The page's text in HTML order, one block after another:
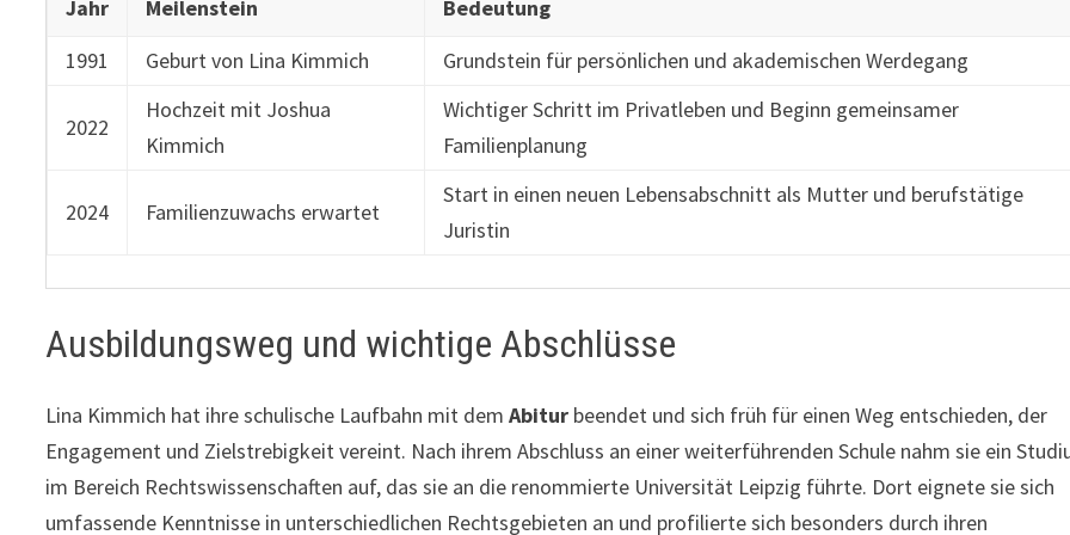
Jahr Meilenstein
Bedeutung
1991
Geburt von Lina Kimmich Grundstein für persönlichen und akademischen Werdegang
2022
Hochzeit mit Joshua
Kimmich
Wichtiger Schritt im Privatleben und Beginn gemeinsamer
Familienplanung
2024 Familienzuwachs erwartet
Start in einen neuen Lebensabschnitt als Mutter und berufstätige
Juristin
Ausbildungsweg und wichtige Abschlüsse
Lina Kimmich hat ihre schulische Laufbahn mit demAbitur beendet und sich früh für einen Weg entschieden, der
Engagement und Zielstrebigkeit vereint. Nach ihrem Abschluss an einer weiterführenden Schule nahm sie ein
im Bereich Rechtswissenschaften auf, das sie an die renommierte Universität Leipzig führte. Dort eignete sie sich
umfassende Kenntnisse in unterschiedlichen Rechtsgebieten an und profilierte sich besonders durch ihren